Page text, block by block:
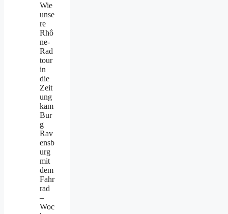
Wie
unse
re
Rhô
ne-
Rad
tour
in
die
Zeit
ung
kam
Bur
g
Rav
ensb
urg
mit
dem
Fahr
rad
–
Woc